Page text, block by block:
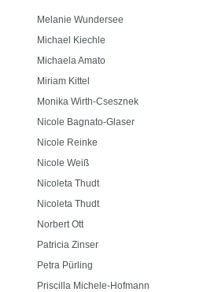
Melanie Wundersee
Michael Kiechle
Michaela Amato
Miriam Kittel
Monika Wirth-Csesznek
Nicole Bagnato-Glaser
Nicole Reinke
Nicole Weiß
Nicoleta Thudt
Nicoleta Thudt
Norbert Ott
Patricia Zinser
Petra Pürling
Priscilla Michele-Hofmann